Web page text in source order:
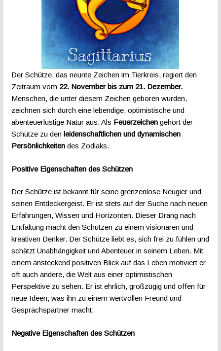
Der Schütze, das neunte Zeichen im Tierkreis, regiert den
Zeitraum vom 22. November bis zum 21. Dezember.
Menschen, die unter diesem Zeichen geboren wurden,
zeichnen sich durch eine lebendige, optimistische und
abenteuerlustige Natur aus. Als Feuerzeichen gehört der
Schütze zu den leidenschaftlichen und dynamischen
Persönlichkeitendes Zodiaks.
Positive Eigenschaften des Schützen
Der Schütze ist bekannt für seine grenzenlose Neugier und
seinen Entdeckergeist. Er ist stets auf der Suche nach neuen
Erfahrungen, Wissen und Horizonten. Dieser Drang nach
Entfaltung macht den Schützen zu einem visionären und
kreativen Denker. Der Schütze liebt es, sich frei zu fühlen und
schätzt Unabhängigkeit und Abenteuer in seinem Leben. Mit
einem ansteckend positiven Blick auf das Leben motiviert er
oft auch andere, die Welt aus einer optimistischen
Perspektive zu sehen. Er ist ehrlich, großzügig und offen für
neue Ideen, was ihn zu einem wertvollen Freund und
Gesprächspartner macht.
Negative Eigenschaften des Schützen